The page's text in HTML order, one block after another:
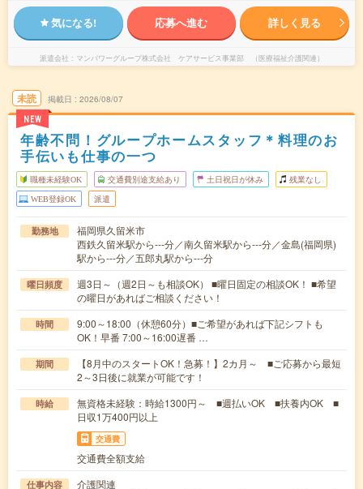
気になる! 応募へ進む 詳しく見る
派遣会社 マンパワーグループ株式会社 ケアサービス事業部 （医療福祉介護関連）
未読
NEW
掲載日 2026/08/07
年齢不問！グループホームスタッフ＊料理のお
手伝いも仕事の一つ
職種未経験OK 交通費別途支給あり 土日祝日が休み 残業なし
WEB登録OK 派遣
勤務地
福岡県久留米市
西鉄久留米駅から---分／南久留米駅から---分／金島(福岡県)
駅から---分／五郎丸駅から---分
曜日頻度
週3日～（週2日～も相談OK） ■曜日固定の相談OK！ ■希望
の曜日があればご相談ください！
時間
9:00～18:00（休憩60分）■ご希望があれば下記シフトも
OK！早番 7:00～16:00遅番 …
期間
【8月中のスタートOK！急募！】2カ月～ ■ご応募から最短
2～3日後に就業が可能です！
時給
無資格未経験：時給1300円～ ■週払いOK ■扶養内OK ■
日収1万400円以上
交通費
交通費全額支給
仕事内容
介護関連